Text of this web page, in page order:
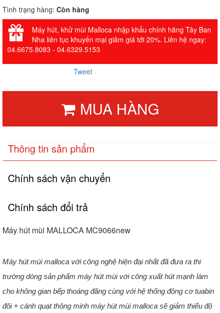
Tình trạng hàng: Còn hàng
Máy hút, khử mùi Malloca nhập khẩu chính hãng Tây Ban
Nha liên tục khuyến mại giảm giá tới 20%. Liên hệ ngay:
04.6675.8083 - 04.6329.5153
Tweet
MUA HÀNG
Thông tin sản phẩm
Chính sách vận chuyển
Chính sách đổi trả
Máy hút mùi MALLOCA MC9066new
Máy hút mùi malloca với công nghệ hiện đại nhất đã đưa ra thi
trường dòng sản phẩm máy hút mùi với công xuất hút mạnh làm
cho không gian bếp thoáng đãng cùng với hệ thống động cơ tuabin
đôi + cánh quạt thông minh máy hút mùi malloca sẽ giảm thiểu độ